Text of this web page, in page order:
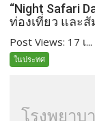
“Night Safari
ท่องเที่ยว และ
Post Views: 17 เ...
ในประทศ
โรงพยาบ